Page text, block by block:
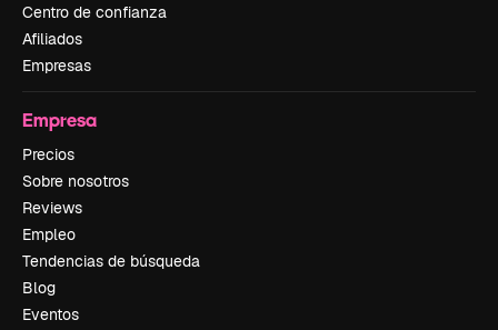
Centro de confianza
Afiliados
Empresas
Empresa
Precios
Sobre nosotros
Reviews
Empleo
Tendencias de búsqueda
Blog
Eventos